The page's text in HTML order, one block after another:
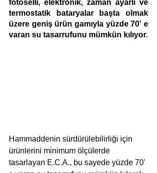
fotoselli, elektronik, zaman ayarlı ve
termostatik bataryalar başta olmak
üzere geniş ürün gamıyla yüzde 70' e
Hammaddenin sürdürülebilirliği için
ürünlerini minimum ölçülerde
tasarlayan E.C.A., bu sayede yüzde 70'